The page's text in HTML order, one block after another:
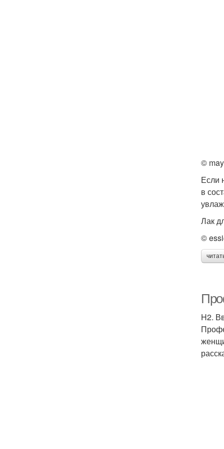
©
Если
в
Лак
©
H2.